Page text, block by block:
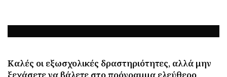
Καλές οι εξωσχολικές δραστηριότητες, αλλά μην